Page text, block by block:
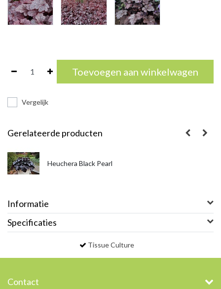
Toevoegen aan winkelwagen
Vergelijk
Gerelateerde producten
Heuchera Black Pearl
Informatie
Specificaties
Tissue Culture
Contact